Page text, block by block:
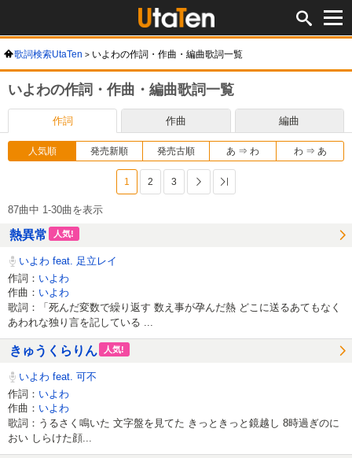
歌詞検索UtaTen いよわの作詞・作曲・編曲歌詞一覧
いよわの作詞・作曲・編曲歌詞一覧
作詞 作曲 編曲
人気順 発売新順 発売古順 あ ⇒ わ わ ⇒ あ
1 2 3 次へ
87曲中 1-30曲を表示
熱異常 人気!
いよわ feat. 足立レイ
作詞： いよわ
作曲： いよわ
歌詞：「死んだ変数で繰り返す 数え事が孕んだ熱 どこに送るあてもなく
あわれな独り言を記している ...
きゅうくらりん 人気!
いよわ feat. 可不
作詞： いよわ
作曲： いよわ
歌詞：うるさく鳴いた 文字盤を見てた きっときっと鏡越し 8時過ぎのに
おい しらけた顔...